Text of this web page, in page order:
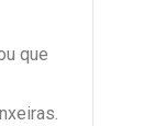
que